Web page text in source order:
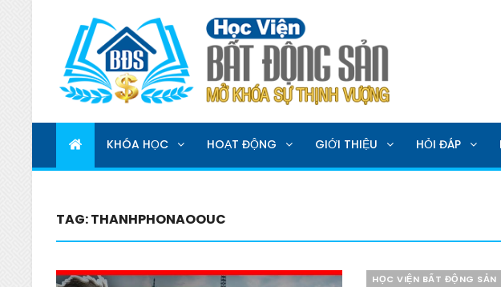
HỌC VIỆN BẤT ĐỘNG SẢN
MỞ KHOÁ SỰ THỊNH VƯỢNG
KHÓA HỌC HOẠT ĐỘNG GIỚI THIỆU HỎI ĐÁP
TAG:THANHPHONAOOUC
Categories
HỌC VIỆN BẤT ĐỘNG SẢN